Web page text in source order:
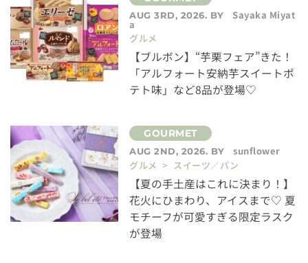
AUG 3RD, 2026. BY Sayaka Miyat
a
グルメ
【ブルボン】“芋栗フェア”きた！
「アルフォート安納芋スイートポ
テト味」など8品が登場♡
AUG 2ND, 2026. BY
sunflower
グルメ > スイーツ／パン
【夏の手土産はこれに決まり！】
花火にひまわり、アイスまで♡ 夏
モチーフが可愛すぎる限定ラスク
が登場